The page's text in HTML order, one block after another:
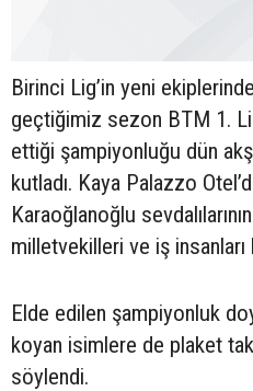
Birinci Lig’in yeni
geçtiğimiz sezon BTM 1.
ettiği şampiyonluğu dün
kutladı. Kaya Palazzo
Karaoğlanoğlu
milletvekilleri ve iş insanları
Elde edilen şampiyonluk
koyan isimlere de plaket
söylendi.